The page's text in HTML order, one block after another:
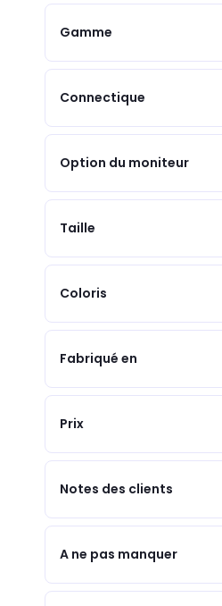
Gamme
Connectique
Option du moniteur
Taille
Coloris
Fabriqué en
Prix
Notes des clients
A ne pas manquer